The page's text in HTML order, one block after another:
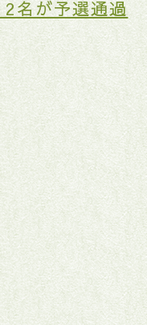
名が予選通過